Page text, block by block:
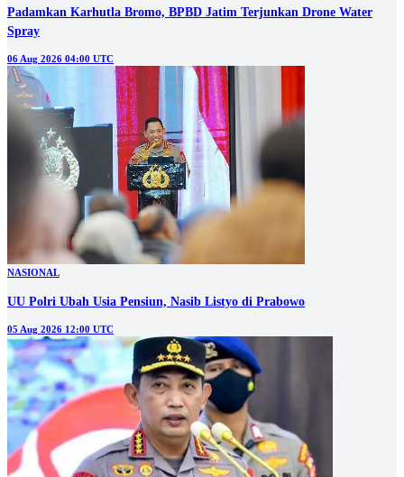
Padamkan Karhutla Bromo, BPBD Jatim Terjunkan Drone Water
Spray
06 Aug 2026 04:00 UTC
NASIONAL
UU Polri Ubah Usia Pensiun, Nasib Listyo di Prabowo
05 Aug 2026 12:00 UTC